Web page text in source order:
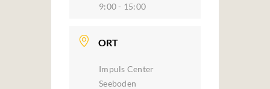
9:00 - 15:00
ORT
Impuls Center
Seeboden